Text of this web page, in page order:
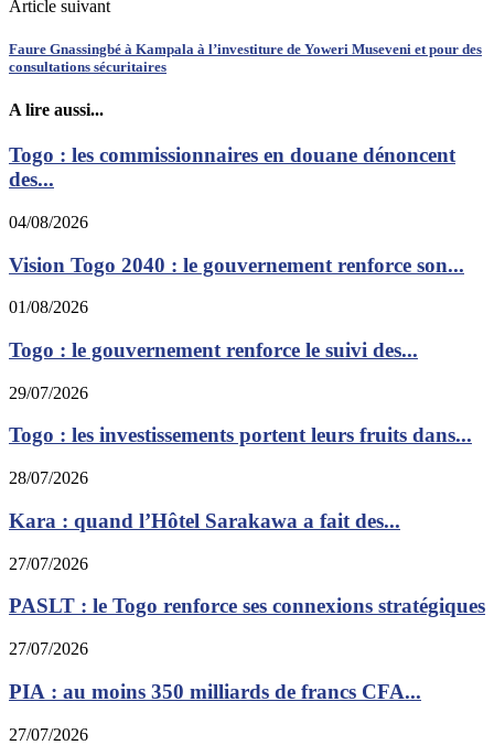
Article suivant
Faure Gnassingbé à Kampala à l’investiture de Yoweri Museveni et pour des
consultations sécuritaires
A lire aussi...
Togo : les commissionnaires en douane dénoncent
des...
04/08/2026
Vision Togo 2040 : le gouvernement renforce son...
01/08/2026
Togo : le gouvernement renforce le suivi des...
29/07/2026
Togo : les investissements portent leurs fruits dans...
28/07/2026
Kara : quand l’Hôtel Sarakawa a fait des...
27/07/2026
PASLT : le Togo renforce ses connexions stratégiques
27/07/2026
PIA : au moins 350 milliards de francs CFA...
27/07/2026